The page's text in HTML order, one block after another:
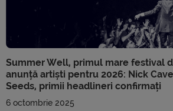
Summer Well, primul mare festival
anunță artiști pentru 2026: Nick
Seeds, primii headlineri confirmați
6 octombrie 2025